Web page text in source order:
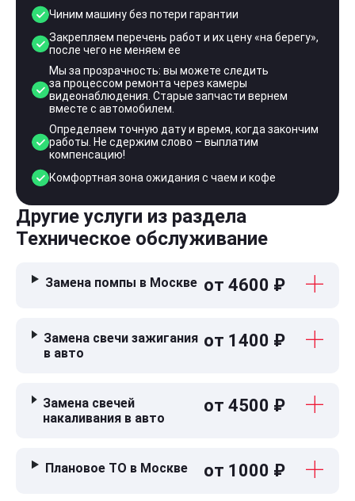
Чиним машину без потери гарантии
Закрепляем перечень работ и их цену «на берегу»,
после чего не меняем ее
Мы за прозрачность: вы можете следить
за процессом ремонта через камеры
видеонаблюдения. Старые запчасти вернем
вместе с автомобилем.
Определяем точную дату и время, когда закончим
работы. Не сдержим слово – выплатим
компенсацию!
Комфортная зона ожидания с чаем и кофе
Другие услуги из раздела
Техническое обслуживание
Замена помпы в Москве от 4600 ₽
Замена свечи зажигания
в авто
от 1400 ₽
Замена свечей
накаливания в авто
от 4500 ₽
Плановое ТО в Москве от 1000 ₽